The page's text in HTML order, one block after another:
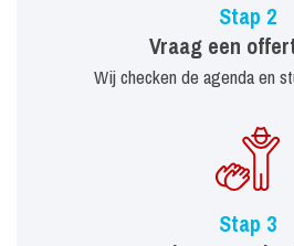
Stap 2
Vraag een
Wij checken de agenda en
Stap 3